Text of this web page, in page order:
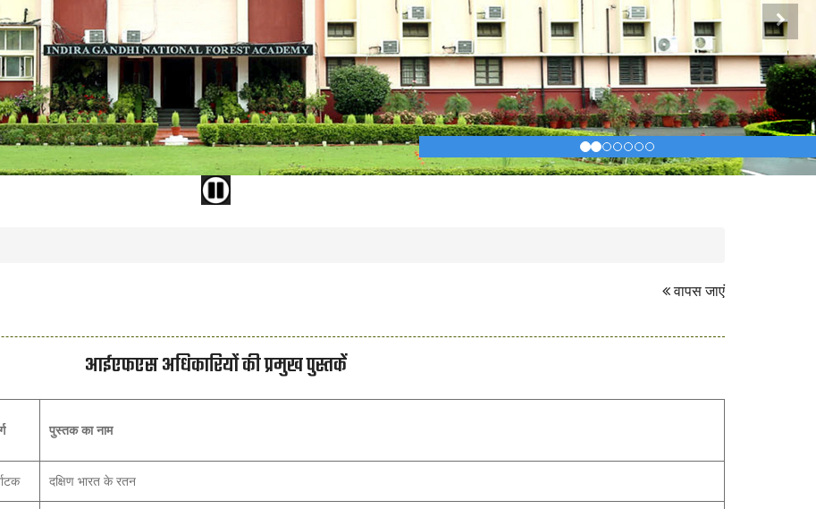
वापस जाएं
आईएफएस अधिकारियों की प्रमुख पुस्तकें
पुस्तक का नाम
दक्षिण भारत के रतन